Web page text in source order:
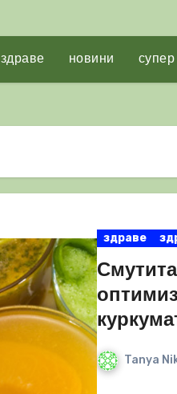
здраве новини
здраве
Tanya